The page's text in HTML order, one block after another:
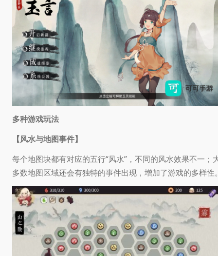
多种游戏玩法
【风水与地图事件】
每个地图块都有对应的五行“风水”，不同的风水效果不一；
多数地图区域还会有独特的事件出现，增加了游戏的多样性